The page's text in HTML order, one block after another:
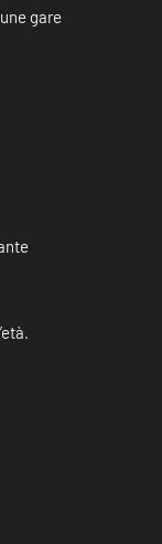
gare